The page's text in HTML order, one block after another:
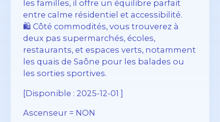
les familles, il offre un équilibre parfait
entre calme résidentiel et accessibilité.
🛍️ Côté commodités, vous trouverez à
deux pas supermarchés, écoles,
restaurants, et espaces verts, notamment
les quais de Saône pour les balades ou
les sorties sportives.
[Disponible : 2025-12-01 ]
Ascenseur = NON